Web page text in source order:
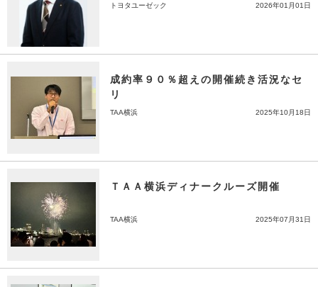
トヨタユーゼック 2026年01月01日
成約率９０％超えの開催続き活況なセ
リ
TAA横浜 2025年10月18日
ＴＡＡ横浜ディナークルーズ開催
TAA横浜 2025年07月31日